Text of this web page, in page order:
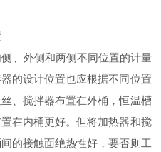
、外侧和两侧不同位置的计量
的设计位置也应根据不同位置
、搅拌器布置在外桶，恒温槽
在内桶更好。但将加热器和搅
的接触面绝热性好，要否则工